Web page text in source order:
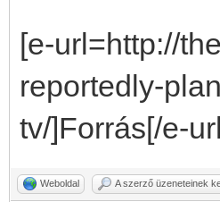
[e-url=http://
reportedly-
tv/]Forrás[/e-
Weboldal A szerző üzeneteinek